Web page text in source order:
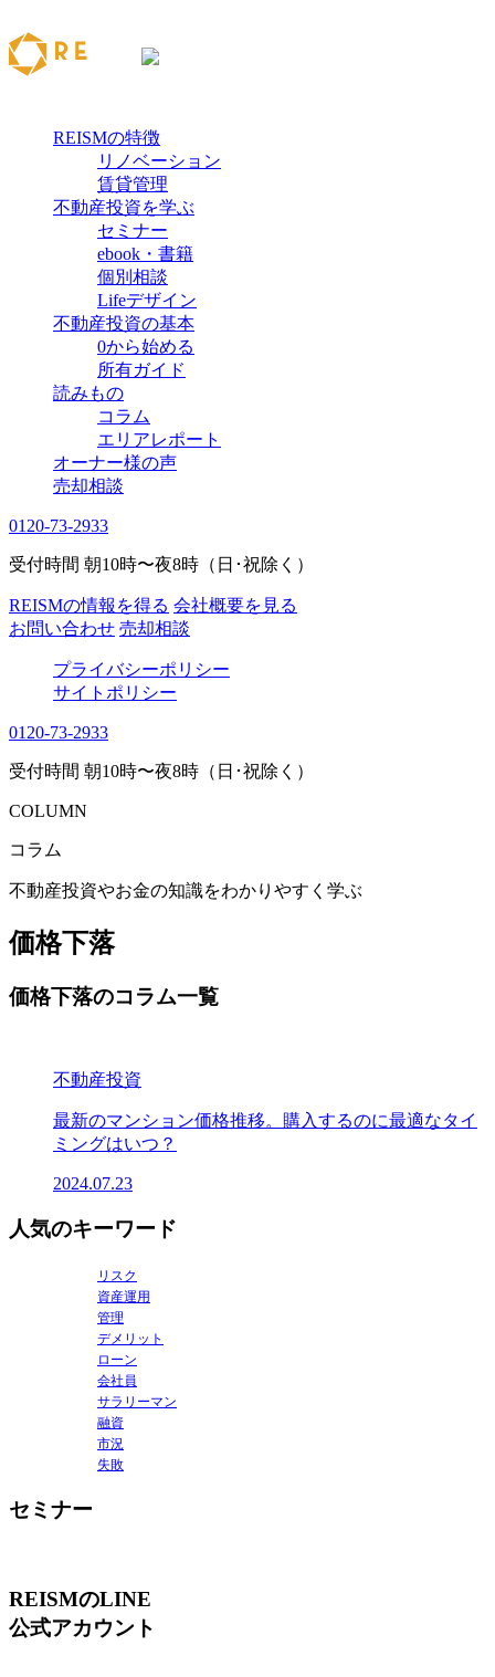
REISMの特徴
リノベーション
賃貸管理
不動産投資を学ぶ
セミナー
ebook・書籍
個別相談
Lifeデザイン
不動産投資の基本
0から始める
所有ガイド
読みもの
コラム
エリアレポート
オーナー様の声
売却相談
0120-73-2933
受付時間 朝10時〜夜8時（日･祝除く）
REISMの情報を得る 会社概要を見る
お問い合わせ 売却相談
プライバシーポリシー
サイトポリシー
0120-73-2933
受付時間 朝10時〜夜8時（日･祝除く）
COLUMN
コラム
不動産投資やお金の知識をわかりやすく学ぶ
価格下落
価格下落のコラム一覧
不動産投資
最新のマンション価格推移。購入するのに最適なタイ
ミングはいつ？
2024.07.23
人気のキーワード
リスク
資産運用
管理
デメリット
ローン
会社員
サラリーマン
融資
市況
失敗
セミナー
REISMのLINE
公式アカウント